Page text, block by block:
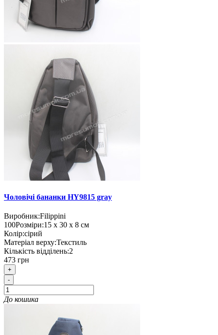
Чоловічі бананки HY9815 gray
Виробник:Filippini
100Розміри:15 х 30 х 8 см
Колір:сірий
Матеріал верху:Текстиль
Кількість відділень:2
473 грн
+
-
До кошика